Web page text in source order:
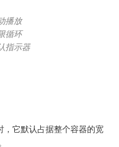
播放
循环
指示器
，它默认占据整个容器的宽